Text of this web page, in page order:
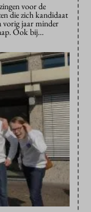
voor de
die zich kandidaat
vorig jaar minder
Ook bij…